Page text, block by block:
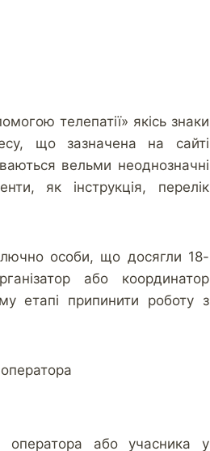
телепатії» якісь знаки
що зазначена на сайті
вельми неоднозначні
як інструкція, перелік
особи, що досягли 18-
або координатор
етапі припинити роботу з
або учасника у